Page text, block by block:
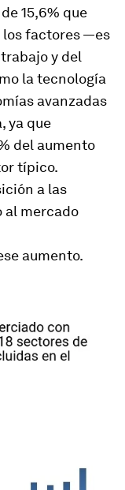
15,6% que
factores —es
y del
la tecnología
avanzadas
ya que
del aumento
típico.
a las
al mercado
aumento.